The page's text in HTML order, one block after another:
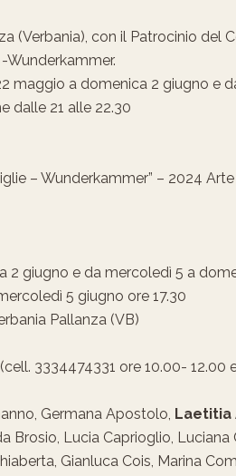
(Verbania), con il Patrocinio del
Wunderkammer.
maggio a domenica 2 giugno e
dalle 21 alle 22.30
– Wunderkammer” – 2024
2 giugno e da mercoledì 5 a
5 giugno ore 17.30
Pallanza (VB)
3334474331 ore 10.00- 12.00
Germana Apostolo, Laetitia
Brosio, Lucia Caprioglio, Luciana
Gianluca Cois, Marina